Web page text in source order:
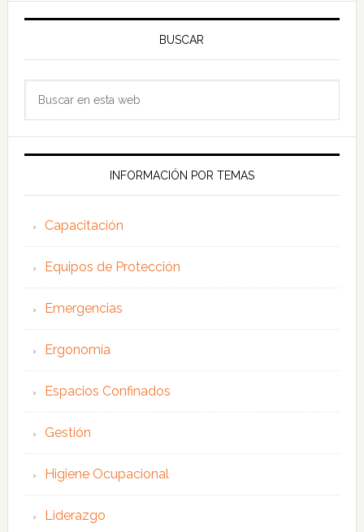
BUSCAR
web
INFORMACIÓN POR TEMAS
Capacitación
Equipos de Protección
Emergencias
Ergonomía
Espacios Confinados
Gestión
Higiene Ocupacional
Liderazgo